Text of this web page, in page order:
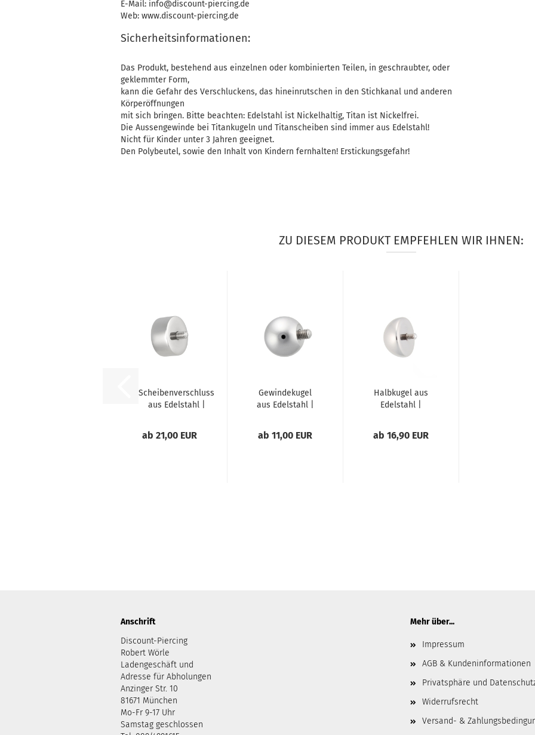
E-Mail: info@discount-piercing.de
Web: www.discount-piercing.de
Sicherheitsinformationen:
Das Produkt, bestehend aus einzelnen oder kombinierten Teilen, in geschraubter, oder
geklemmter Form,
kann die Gefahr des Verschluckens, das hineinrutschen in den Stichkanal und anderen
Körperöffnungen
mit sich bringen. Bitte beachten: Edelstahl ist Nickelhaltig, Titan ist Nickelfrei.
Die Aussengewinde bei Titankugeln und Titanscheiben sind immer aus Edelstahl!
Nicht für Kinder unter 3 Jahren geeignet.
Den Polybeutel, sowie den Inhalt von Kindern fernhalten! Erstickungsgefahr!
ZU DIESEM PRODUKT EMPFEHLEN WIR IHNEN:
Scheibenverschluss
aus Edelstahl |
ab 21,00 EUR
Gewindekugel
aus Edelstahl |
ab 11,00 EUR
Halbkugel aus
Edelstahl |
ab 16,90 EUR
Anschrift
Discount-Piercing
Robert Wörle
Ladengeschäft und
Adresse für Abholungen
Anzinger Str. 10
81671 München
Mo-Fr 9-17 Uhr
Samstag geschlossen
Mehr über...
Impressum
AGB & Kundeninformationen
Privatsphäre und
Widerrufsrecht
Versand- &